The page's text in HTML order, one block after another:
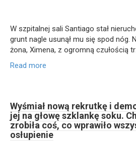
W szpitalnej sali Santiago stał
grunt nagle usunął mu się spod nóg.
żona, Ximena, z ogromną czułością
Read more
Wyśmiał nową rekrutkę i
jej na głowę szklankę soku.
zrobiła coś, co wprawiło
osłupienie